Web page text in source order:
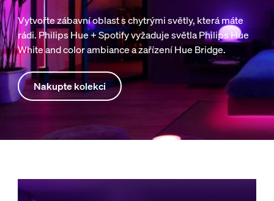
Vytvořte zábavní oblast s chytrými světly, která máte
rádi. Philips Hue + Spotify vyžaduje světla Philips Hue
White and color ambiance a zařízení Hue Bridge.
Nakupte kolekci